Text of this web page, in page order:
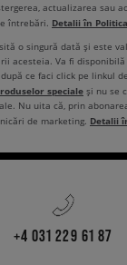
actualizarea sau
întrebări. Detalii în
o singură dată și este
acesteia. Va fi
ce faci click pe linkul
speciale și nu se
Nu uita că, prin
de marketing. Detalii
+4 031 229 61 87